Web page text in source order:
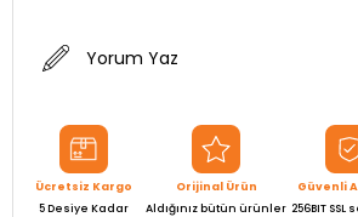
Yorum Yaz
Ücretsiz Kargo
5 Desiye Kadar
Orijinal Ürün
Aldığınız bütün ürünler
Güvenli
256BIT SSL